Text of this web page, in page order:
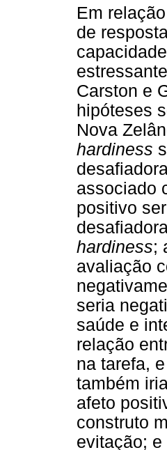
Em
de
Carston e
hipóteses
Nova
hardiness
associado
positivo
hardiness;
avaliação
seria
saúde e
relação
na tarefa,
também
afeto
construto
evitação;